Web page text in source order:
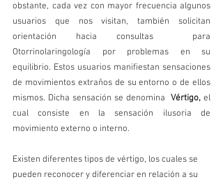
obstante, cada vez con mayor frecuencia algunos
usuarios que nos visitan, también solicitan
orientación hacia consultas  para
Otorrinolaringología por problemas en su
equilibrio. Estos usuarios manifiestan sensaciones
de movimientos extraños de su entorno o de ellos
mismos. Dicha sensación se denomina Vértigo, el
cual consiste en la sensación ilusoria de
movimiento externo o interno.
Existen diferentes tipos de vértigo, los cuales se
pueden reconocer y diferenciar en relación a su